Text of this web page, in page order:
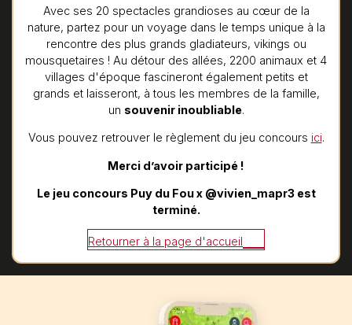
Avec ses 20 spectacles grandioses au cœur de la
nature, partez pour un voyage dans le temps unique à la
rencontre des plus grands gladiateurs, vikings ou
mousquetaires ! Au détour des allées, 2200 animaux et 4
villages d'époque fascineront également petits et
grands et laisseront, à tous les membres de la famille,
un souvenir inoubliable.
Vous pouvez retrouver le règlement du jeu concours ici.
Merci d’avoir participé !
Le jeu concours Puy du Fou x @vivien_mapr3 est
terminé.
Retourner à la page d'accueil